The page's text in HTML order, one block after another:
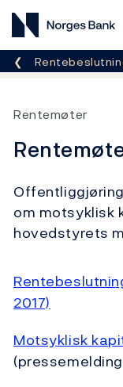
Norges Bank
Her er du nå:
Rentemøter
om
hovedstyrets
2017)
Motsyklisk